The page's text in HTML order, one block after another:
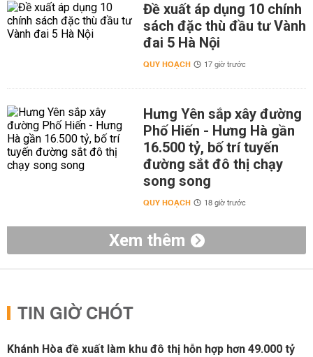
Đề xuất áp dụng 10 chính
sách đặc thù đầu tư Vành
đai 5 Hà Nội
QUY HOẠCH 17 giờ trước
Hưng Yên sắp xây đường
Phố Hiến - Hưng Hà gần
16.500 tỷ, bố trí tuyến
đường sắt đô thị chạy
song song
QUY HOẠCH 18 giờ trước
Xem thêm
TIN GIỜ CHÓT
Khánh Hòa đề xuất làm khu đô thị hỗn hợp hơn 49.000 tỷ